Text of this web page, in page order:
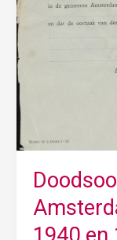
1940 en
tussen
1940
1949